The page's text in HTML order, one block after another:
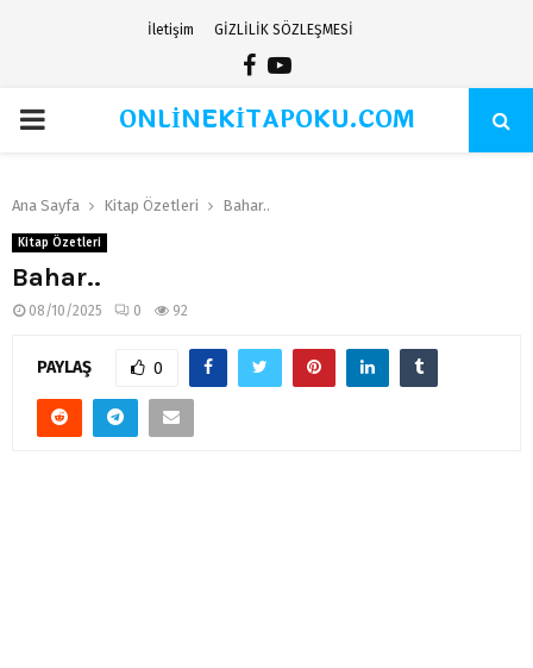
İletişim GİZLİLİK SÖZLEŞMESİ
Facebook
Youtube
PRIMARYONLİNEKİTAPOKU.COM
Ana Sayfa Kitap Özetleri Bahar..
Kitap Özetleri
Bahar..
08/10/2025 0 92
PAYLAŞ 0